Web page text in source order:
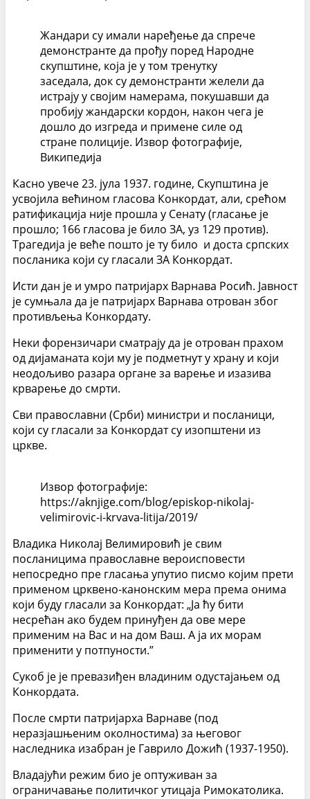
Жандари су имали наређење да спрече
демонстранте да прођу поред Народне
скупштине, која је у том тренутку
заседала, док су демонстранти желели да
истрају у својим намерама, покушавши да
пробију жандарски кордон, након чега је
дошло до изгреда и примене силе од
стране полиције. Извор фотографије,
Википедија
Касно увече 23. јула 1937. године, Скупштина је
усвојила већином гласова Конкордат, али, срећом
ратификација није прошла у Сенату (гласање је
прошло; 166 гласова је било ЗА, уз 129 против).
Трагедија је веће пошто је ту било и доста српских
посланика који су гласали ЗА Конкордат.
Исти дан је и умро патријарх Варнава Росић. Јавност
је сумњала да је патријарх Варнава отрован због
противљења Конкордату.
Неки форензичари сматрају да је отрован прахом
од дијаманата који му је подметнут у храну и који
неодољиво разара органе за варење и изазива
крварење до смрти.
Сви православни (Срби) министри и посланици,
који су гласали за Конкордат су изопштени из
цркве.
Извор фотографије:
https://aknjige.com/blog/episkop-nikolaj-
velimirovic-i-krvava-litija/2019/
Владика Николај Велимировић је свим
посланицима православне вероисповести
непосредно пре гласања упутио писмо којим прети
применом црквено-канонским мера према онима
који буду гласали за Конкордат: „Ја ћу бити
несрећан ако будем принуђен да ове мере
применим на Вас и на дом Ваш. А ја их морам
применити у потпуности.”
Сукоб је је превазиђен владиним одустајањем од
Конкордата.
После смрти патријарха Варнаве (под
неразјашњеним околностима) за његовог
наследника изабран је Гаврило Дожић (1937-1950).
Владајући режим био је оптуживан за
ограничавање политичког утицаја Римокатолика.